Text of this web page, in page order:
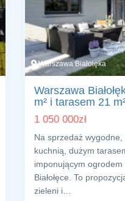
Warszawa Białołęka
Warszawa
m² i tarasem 21
1 050 000zł
Na sprzedaż
kuchnią, dużym
imponującym
Białołęce. To
zieleni i…